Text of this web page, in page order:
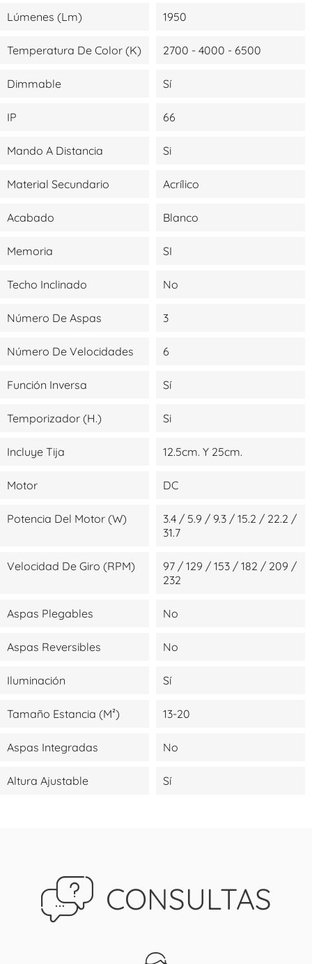
Lúmenes (lm) 1950
Temperatura De Color (K) 2700 - 4000 - 6500
Dimmable Sí
IP 66
Mando A Distancia Si
Material Secundario Acrílico
Acabado Blanco
Memoria SI
Techo Inclinado No
Número De Aspas 3
Número De Velocidades 6
Función Inversa Sí
Temporizador (H.) Si
Incluye Tija 12.5cm. Y 25cm.
Motor DC
Potencia Del Motor (W)
3.4 / 5.9 / 9.3 / 15.2 / 22.2 /
31.7
Velocidad De Giro (RPM)
97 / 129 / 153 / 182 / 209 /
232
Aspas Plegables No
Aspas Reversibles No
Iluminación Sí
Tamaño Estancia (m²) 13-20
Aspas Integradas No
Altura Ajustable Sí
CONSULTAS